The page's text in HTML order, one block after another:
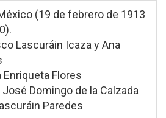
(19 de febrero de 1913
Lascuráin Icaza y Ana
Enriqueta Flores
José Domingo de la Calzada
Paredes